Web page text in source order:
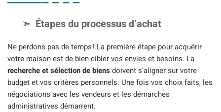
Étapes du processus d’achat
Ne perdons pas de temps ! La première étape pour acquérir
votre maison est de bien cibler vos envies et besoins. La
recherche et sélection de biensdoivent s’aligner sur votre
budget et vos critères personnels. Une fois vos choix faits, les
négociations avec les vendeurs et les démarches
administratives démarrent.